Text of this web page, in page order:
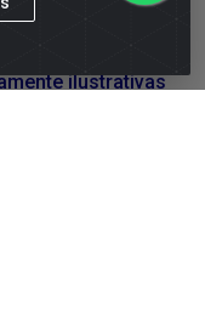
ilustrativas